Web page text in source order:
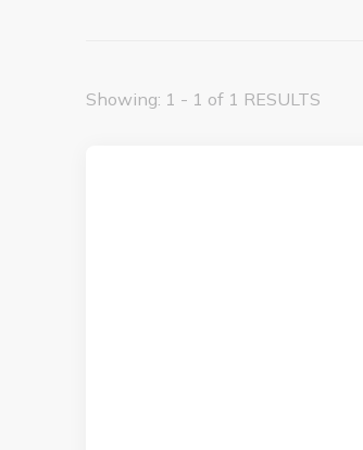
Showing: 1 - 1 of 1 RESULTS